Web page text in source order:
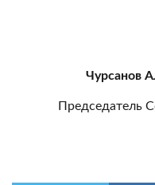
Чурсанов
Председатель